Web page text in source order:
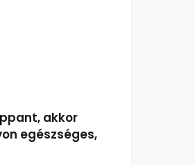
akkor
egészséges,